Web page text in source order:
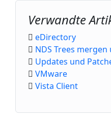
Verwandte
eDirectory
NDS Trees
Updates und
VMware
Vista Client